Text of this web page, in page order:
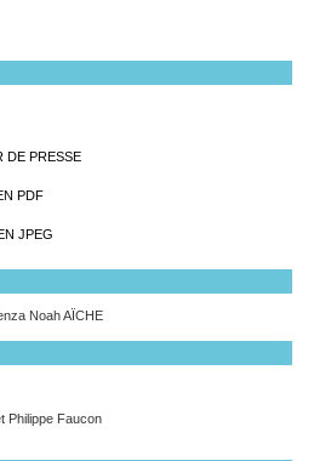
DE PRESSE
PDF
JPEG
Noah AÏCHE
Philippe Faucon